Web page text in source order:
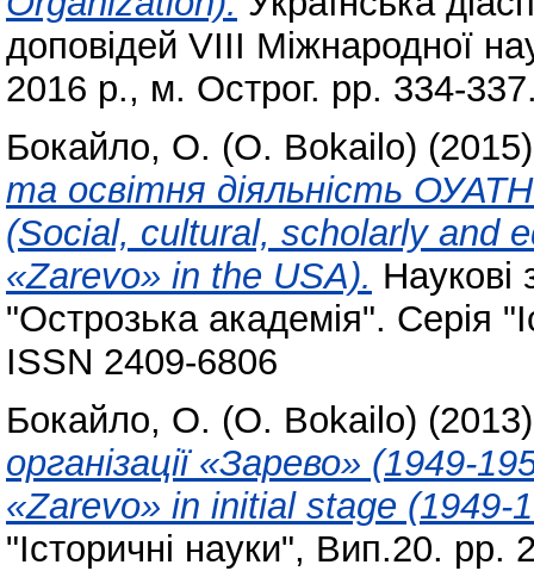
доповідей VIII Міжнародної
2016 р., м. Острог. pp. 334-
Бокайло, О. (О. Bokailo)
та освітня діяльність
(Social, cultural, scholarly and
«Zarevo» in the USA). Наукові
"Острозька академія". Серія
ISSN 2409­-6806
Бокайло, О. (О. Bokailo)
організації «Зарево» (1949-
«Zarevо» in initial stage (1949-
"Історичні науки", Вип.20. pp.